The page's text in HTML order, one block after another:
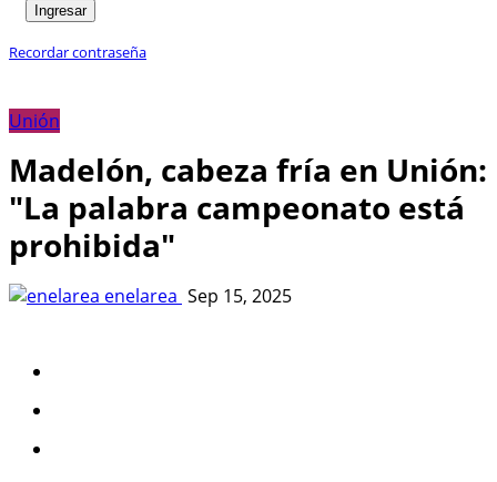
Ingresar
Recordar contraseña
Unión
Madelón, cabeza fría en Unión:
"La palabra campeonato está
prohibida"
enelarea Sep 15, 2025